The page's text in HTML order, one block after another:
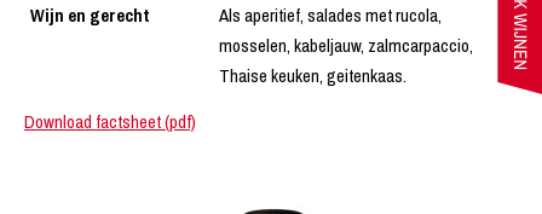
Wijn en gerecht
Als aperitief, salades met rucola,
mosselen, kabeljauw, zalmcarpaccio,
Thaise keuken, geitenkaas.
Download factsheet (pdf)